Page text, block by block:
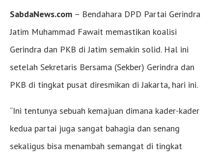
SabdaNews.com – Bendahara DPD Partai Gerindra
Jatim Muhammad Fawait memastikan koalisi
Gerindra dan PKB di Jatim semakin solid. Hal ini
setelah Sekretaris Bersama (Sekber) Gerindra dan
PKB di tingkat pusat diresmikan di Jakarta, hari ini.
“Ini tentunya sebuah kemajuan dimana kader-kader
kedua partai juga sangat bahagia dan senang
sekaligus bisa menambah semangat di tingkat